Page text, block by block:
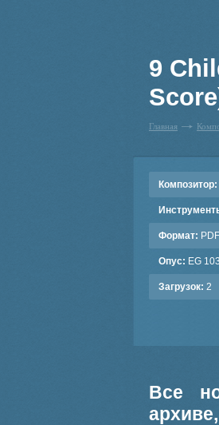
9
Главная
Композитор:
Формат: PDF
Опус: EG
Загрузок: 2
Все